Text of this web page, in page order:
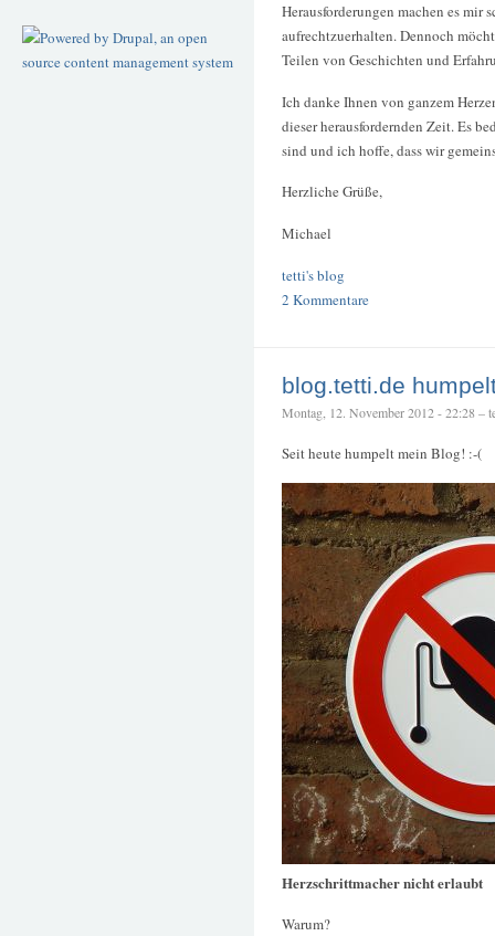
Herausforderungen machen es
aufrechtzuerhalten. Dennoch
Teilen von Geschichten und
Ich danke Ihnen von ganzem
dieser herausfordernden Zeit. Es
sind und ich hoffe, dass wir
Herzliche Grüße,
Michael
tetti's blog
2 Kommentare
blog.tetti.de
Montag, 12. November 2012 - 22:28 –
Seit heute humpelt mein Blog! :-(
Herzschrittmacher nicht erlaubt
Warum?